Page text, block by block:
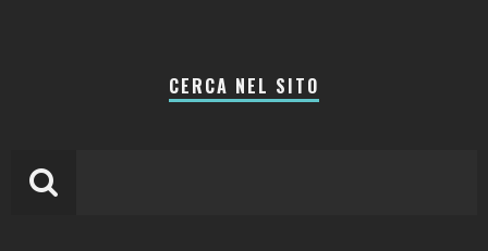
CERCA NEL SITO